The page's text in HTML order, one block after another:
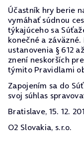
Účastník hry berie
vymáhať súdnou
týkajúceho sa
konečné a
ustanovenia § 612
znení neskorších
týmito Pravidlami
Zapojením sa do
svoj súhlas
Bratislave, 15. 12.
O2 Slovakia, s.r.o.